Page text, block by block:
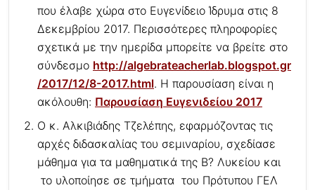
που έλαβε χώρα στο Ευγενίδειο Ίδρυμα στις 8
Δεκεμβρίου 2017. Περισσότερες πληροφορίες
σχετικά με την ημερίδα μπορείτε να βρείτε στο
σύνδεσμο http://algebrateacherlab.blogspot.gr
/2017/12/8-2017.html. Η παρουσίαση είναι η
ακόλουθη: Παρουσίαση Ευγενιδείου 2017
Ο κ. Αλκιβιάδης Τζελέπης, εφαρμόζοντας τις
αρχές διδασκαλίας του σεμιναρίου, σχεδίασε
μάθημα για τα μαθηματικά της Β? Λυκείου και
το υλοποίησε σε τμήματα του Πρότυπου ΓΕΛ